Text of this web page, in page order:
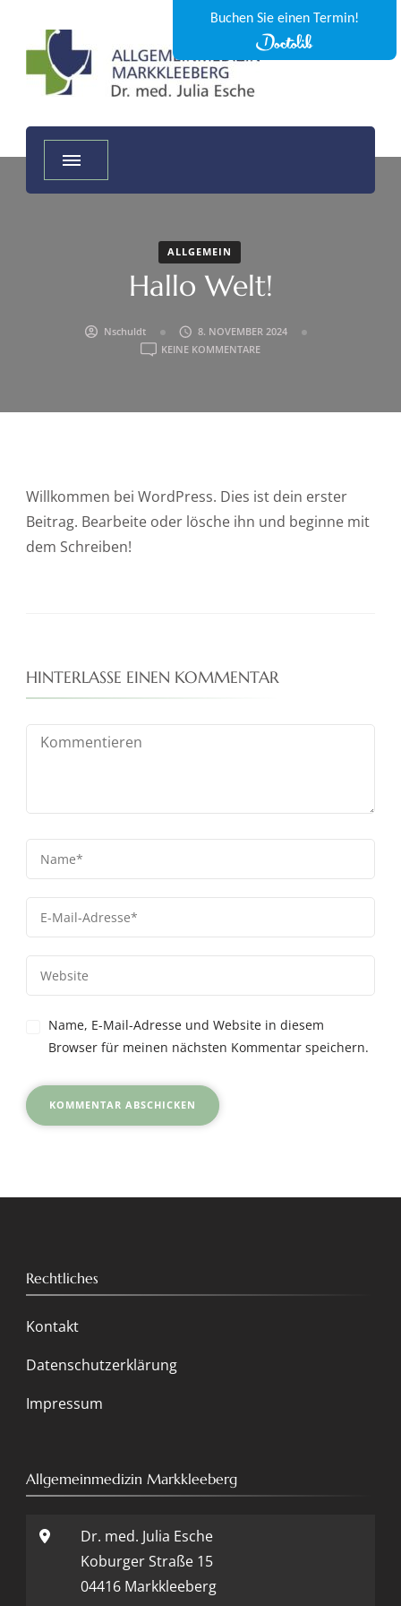
Allgemeinmedizin
Markkleeberg
Dr. Julia Esche
ALLGEMEIN
Hallo Welt!
Nschuldt
8. NOVEMBER 2024
KEINE KOMMENTAREZU
Willkommen bei WordPress. Dies ist dein erster
Beitrag. Bearbeite oder lösche ihn und beginne mit
dem Schreiben!
HINTERLASSE EINEN KOMMENTAR
Name, E-Mail-Adresse und Website in diesem
Browser für meinen nächsten Kommentar speichern.
Rechtliches
Kontakt
Datenschutzerklärung
Impressum
Allgemeinmedizin Markkleeberg
Dr. med. Julia Esche
Koburger Straße 15
04416 Markkleeberg
Buchen Sie einen Termin!